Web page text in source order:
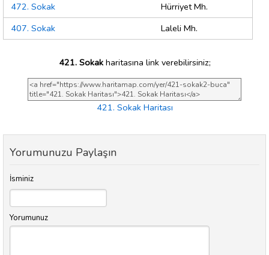
472. Sokak
Hürriyet Mh.
407. Sokak
Laleli Mh.
421. Sokakharitasına link verebilirsiniz;
421. Sokak Haritası
Yorumunuzu Paylaşın
İsminiz
Yorumunuz